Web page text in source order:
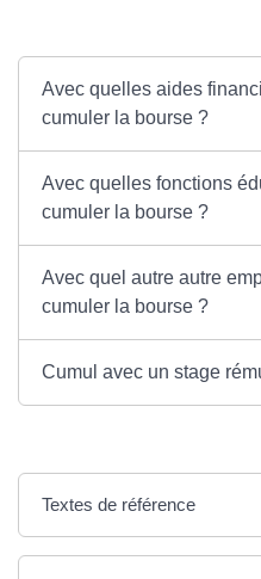
Avec quelles aides
cumuler la bourse ?
Avec quelles fonctions
cumuler la bourse ?
Avec quel autre autre
cumuler la bourse ?
Cumul avec un stage
Textes de référence